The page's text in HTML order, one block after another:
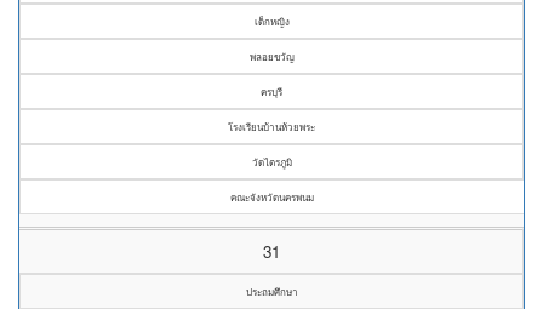
เด็กหญิง
พลอยขวัญ
ครบุรี
โรงเรียนบ้านห้วยพระ
วัดไตรภูมิ
คณะจังหวัดนครพนม
31
ประถมศึกษา